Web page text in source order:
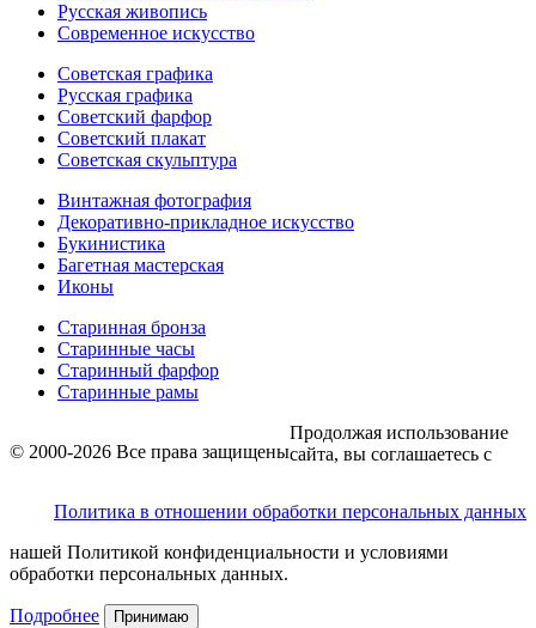
Русская живопись
Современное искусство
Советская графика
Русская графика
Советский фарфор
Советский плакат
Советская скульптура
Винтажная фотография
Декоративно-прикладное искусство
Букинистика
Багетная мастерская
Иконы
Старинная бронза
Старинные часы
Старинный фарфор
Старинные рамы
© 2000-2026 Все права защищены
Политика в отношении обработки персональных данных
Продолжая использование
сайта, вы соглашаетесь с
нашей Политикой конфиденциальности и условиями
обработки персональных данных.
Подробнее Принимаю